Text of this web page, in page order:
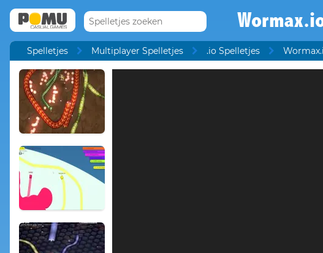
Spelletjes Multiplayer Spelletjes .io Spelletjes